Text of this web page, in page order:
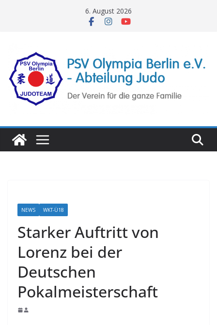
6. August 2026
NEWS WKT-Ü18
Starker Auftritt von
Lorenz bei der
Deutschen
Pokalmeisterschaft